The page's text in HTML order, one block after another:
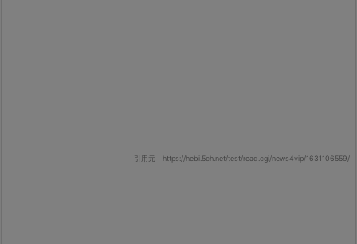
引用元：https://hebi.5ch.net/test/read.cgi/news4vip/1631106559/